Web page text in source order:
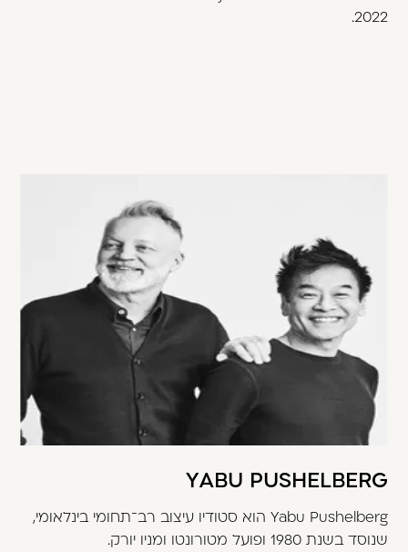
2022.
YABU PUSHELBERG
Yabu Pushelberg הוא סטודיו עיצוב רב־תחומי בינלאומי,
שנוסד בשנת 1980 ופועל מטורונטו ומניו יורק.